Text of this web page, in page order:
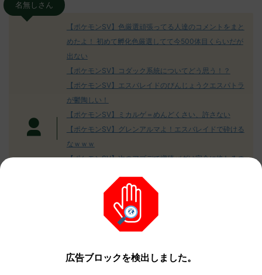
名無しさん
【ポケモンSV】色厳選頑張ってる人達のコメントをまと
めたよ！ 初めて孵化色厳選してて今500体目くらいだが
出ない
【ポケモンSV】コダック系統についてどう思う！？
【ポケモンSV】エスバレイドのびんじょうクエスパトラ
が鬱陶しい！
【ポケモンSV】ミカルゲ＝めんどくさい、許さない
【ポケモンSV】グレンアルマよ！エスバレイドで砕ける
なｗｗｗ
【ポケモンSV】次のアプデで増殖バグは完全に終わるの
本当に可愛いすぎる！！ニャオハの人形見てみない！？
え！？ミライドンの人形が浮いてる！？これどういうこ
ガチでオススメのポケモンSVの攻略本はこれだ！
広告ブロックを検出しました。